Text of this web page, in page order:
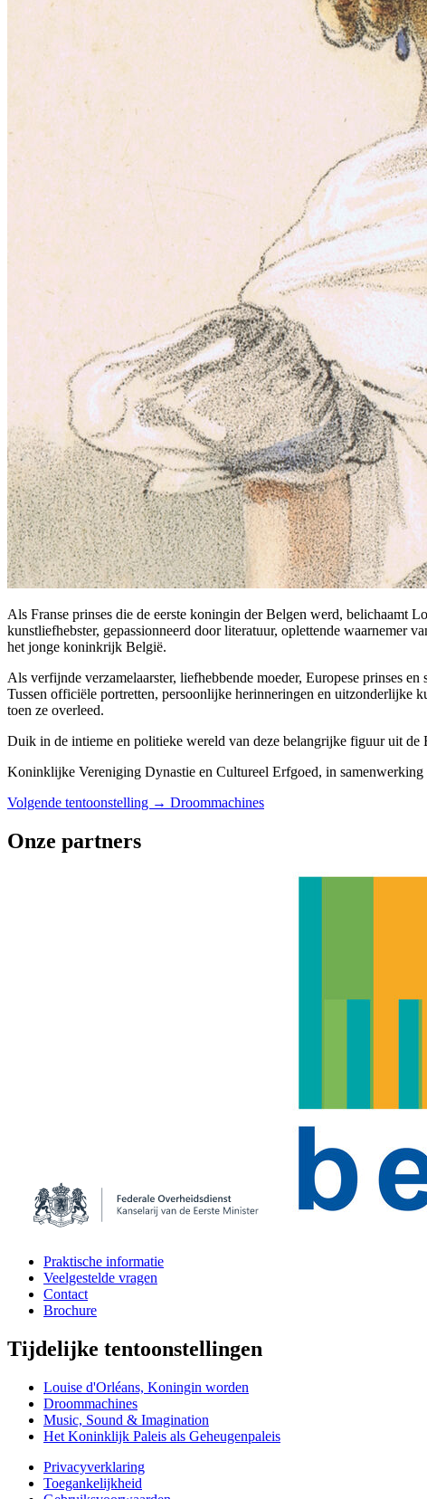
Als Franse prinses die de eerste koningin der Belgen werd, belichaamt
kunstliefhebster, gepassionneerd door literatuur, oplettende waarnemer
het jonge koninkrijk België.
Als verfijnde verzamelaarster, liefhebbende moeder, Europese prinses
Tussen officiële portretten, persoonlijke herinneringen en uitzonderlijke
toen ze overleed.
Duik in de intieme en politieke wereld van deze belangrijke figuur uit de
Koninklijke Vereniging Dynastie en Cultureel Erfgoed, in
Volgende tentoonstelling → Droommachines
Onze partners
Praktische informatie
Veelgestelde vragen
Contact
Brochure
Tijdelijke tentoonstellingen
Louise d'Orléans, Koningin worden
Droommachines
Music, Sound & Imagination
Het Koninklijk Paleis als Geheugenpaleis
Privacyverklaring
Toegankelijkheid